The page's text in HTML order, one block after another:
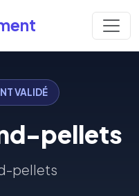
VALIDÉ
pellets
pellets